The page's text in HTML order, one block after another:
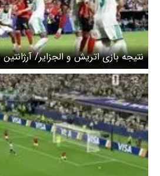
نتیجه بازی اتریش و الجزایر/ آرژانتین ۹ امتیازی شد